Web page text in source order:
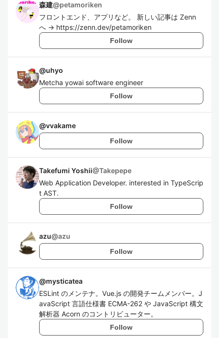
森建@petamoriken
フロントエンド、アプリなど。 新しい記事は Zenn
へ → https://zenn.dev/petamoriken
Follow
@uhyo
Metcha yowai software engineer
Follow
@vvakame
Follow
Takefumi Yoshii@Takepepe
Web Application Developer. interested in TypeScrip
t AST.
Follow
azu@azu
Follow
@mysticatea
ESLint のメンテナ。Vue.js の開発チームメンバー。J
avaScript 言語仕様書 ECMA-262 や JavaScript 構文
解析器 Acorn のコントリビューター。
Follow